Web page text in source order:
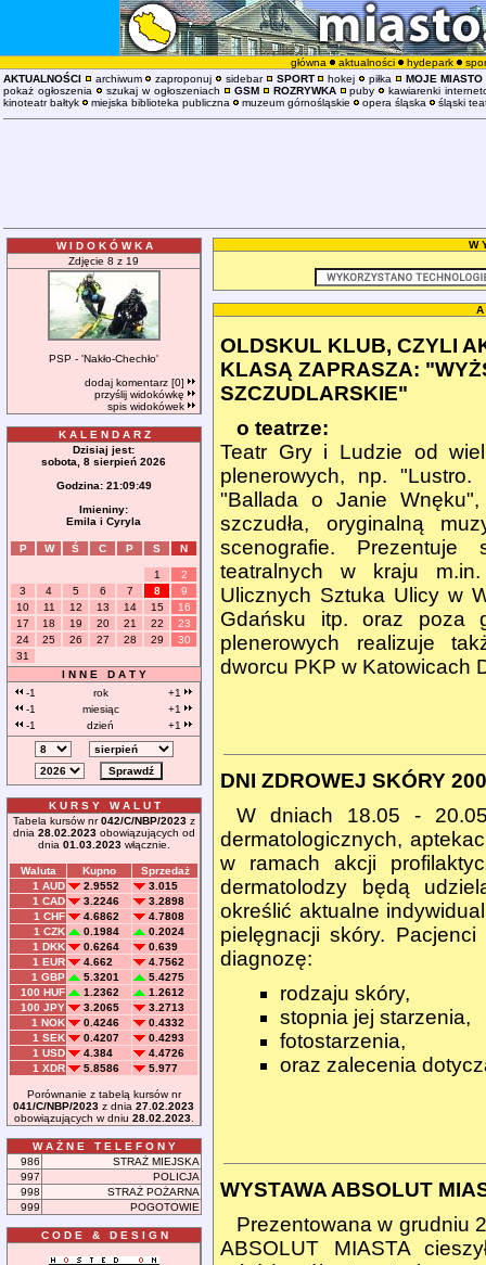
główna aktualności hydepark
AKTUALNOŚCI
archiwum zaproponuj sidebar SPORT hokej piłka
MOJE MIASTO
pokaż ogłoszenia
szukaj w ogłoszeniach GSM ROZRYWKA puby
kawiarenki
kinoteatr bałtyk
miejska biblioteka publiczna muzeum górnośląskie opera śląska śląski
W I D O K Ó W K A
Zdjęcie 8 z 19
PSP - 'Nakło-Chechło'
dodaj komentarz [0]
przyślij widokówkę
spis widokówek
K A L E N D A R Z
Dzisiaj jest:
sobota, 8 sierpień 2026
Godzina: 21:09:50
Imieniny:
Emila i Cyryla
P W Ś C P S N
1
2
3
4 5 6 7 8
9
10
11 12 13 14 15
16
17
18 19 20 21 22
23
24
25 26 27 28 29
30
31
I N N E D A T Y
-1
rok
+1
-1
miesiąc
+1
-1
dzień +1
K U R S Y W A L U T
Tabela kursów nr042/C/NBP/2023z
dnia 28.02.2023obowiązujących od
dnia 01.03.2023włącznie.
Waluta Kupno
Sprzedaż
1 AUD
2.9552
3.015
1 CAD
3.2246
3.2898
1 CHF
4.6862
4.7808
1 CZK
0.1984
0.2024
1 DKK
0.6264
0.639
1 EUR
4.662
4.7562
1 GBP
5.3201
5.4275
100 HUF
1.2362
1.2612
100 JPY
3.2065
3.2713
1 NOK
0.4246
0.4332
1 SEK
0.4207
0.4293
1 USD
4.384
4.4726
1 XDR
5.8586 5.977
Porównanie z tabelą kursów nr
041/C/NBP/2023 z dnia 27.02.2023
obowiązujących w dniu 28.02.2023.
W A Ż N E T E L E F O N Y
986
STRAŻ MIEJSKA
997
POLICJA
998
STRAŻ POŻARNA
999
POGOTOWIE
C O D E & D E S I G N
W
A
OLDSKUL KLUB, CZYLI
KLASĄ ZAPRASZA:
SZCZUDLARSKIE"
o teatrze:
Teatr Gry i Ludzie od
plenerowych, np. "Lustro.
"Ballada o Janie
szczudła, oryginalną
scenografie. Prezentuje
teatralnych w kraju m.in.
Ulicznych Sztuka Ulicy w
Gdańsku itp. oraz poza
plenerowych realizuje
dworcu PKP w Katowicach
DNI ZDROWEJ SKÓRY
W dniach 18.05 -
dermatologicznych,
w ramach akcji
dermatolodzy będą
określić aktualne
pielęgnacji skóry.
diagnozę:
rodzaju skóry,
stopnia jej starzenia,
fotostarzenia,
oraz zalecenia
WYSTAWA ABSOLUT
Prezentowana w grudniu
ABSOLUT MIASTA